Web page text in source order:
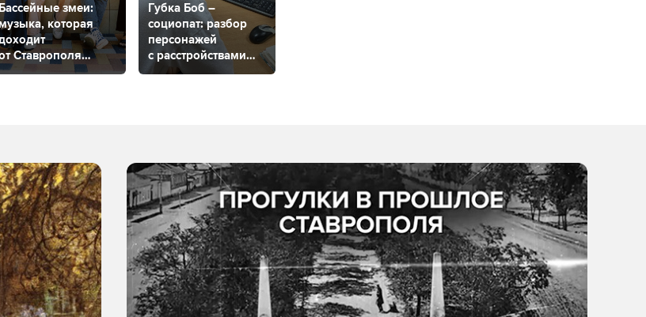
Бассейные змеи:
музыка, которая
Ставрополя
Мехико
Губка Боб –
социопат: разбор
персонажей
с расстройствами
от психолога